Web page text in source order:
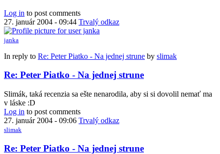
Log in to post comments
27. január 2004 - 09:44 Trvalý odkaz
janka
In reply to Re: Peter Piatko - Na jednej strune by slimak
Re: Peter Piatko - Na jednej strune
Slimák, taká recenzia sa ešte nenarodila, aby si si dovolil nemať ma
v láske :D
Log in to post comments
27. január 2004 - 09:06 Trvalý odkaz
slimak
Re: Peter Piatko - Na jednej strune